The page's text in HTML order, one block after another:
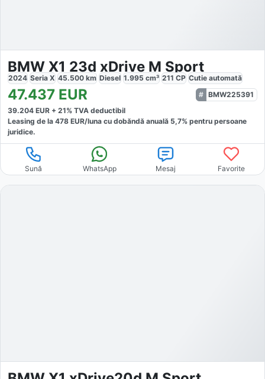
BMW X1 23d xDrive M Sport
2024 Seria X 45.500 km Diesel 1.995 cm³ 211 CP Cutie automată
47.437 EUR
BMW225391
39.204 EUR + 21% TVA deductibil
Leasing de la 478 EUR/luna cu dobăndă anuală 5,7% pentru persoane
juridice.
Sună WhatsApp Mesaj Favorite